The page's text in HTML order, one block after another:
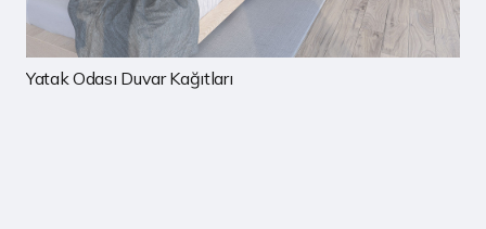
Çocuk Odası Duvar Kağıtları